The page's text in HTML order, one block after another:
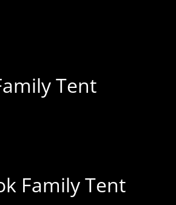
Tent
Family Tent